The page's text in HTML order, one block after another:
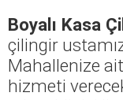
Boyalı Kasa
çilingir
Mahallenize
hizmeti